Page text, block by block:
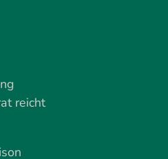
reicht